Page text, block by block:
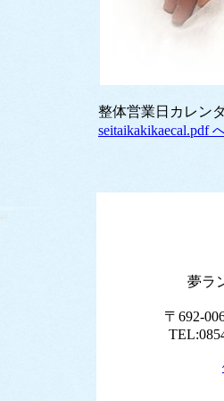
整体営業日カレン
seitaikakikaecal.pdf
夢ラ
〒692-